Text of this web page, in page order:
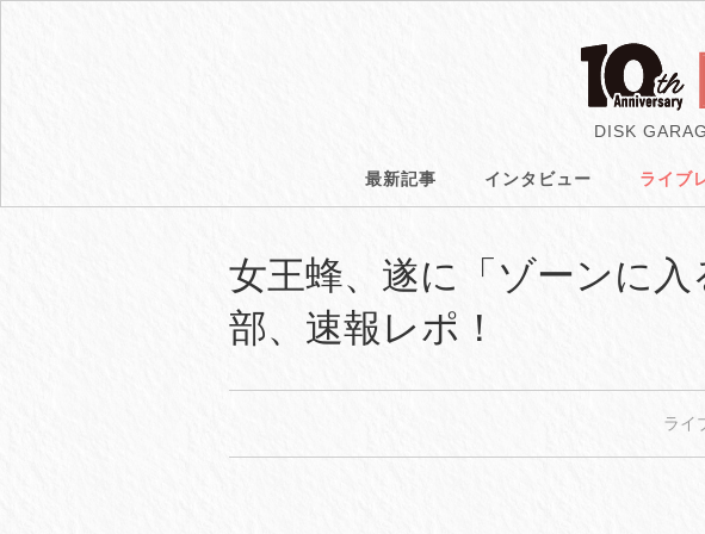
DISK
最新記事 インタビュー ライブ
女王蜂、遂に「ゾーンに
部、速報レポ！
ライ